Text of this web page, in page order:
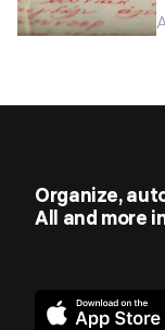
Organize,
All and more